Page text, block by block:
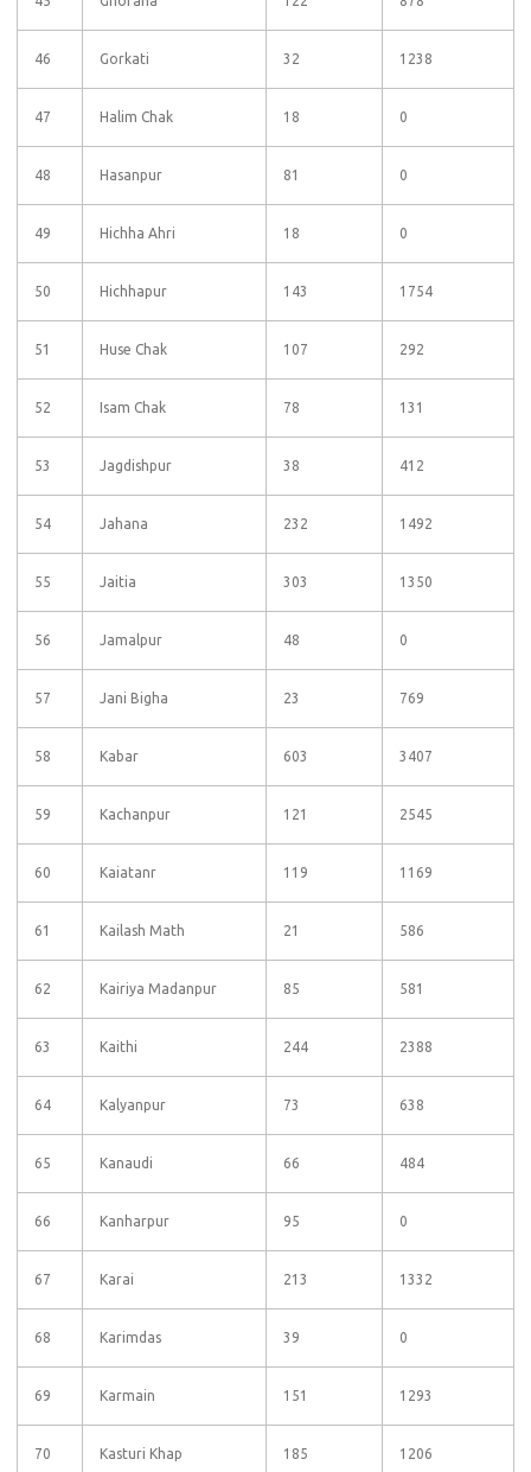
46 Gorkati 32 1238
47 Halim Chak 18 0
48 Hasanpur 81 0
49 Hichha Ahri 18 0
50 Hichhapur 143 1754
51 Huse Chak 107 292
52 Isam Chak 78 131
53 Jagdishpur 38 412
54 Jahana 232 1492
55 Jaitia 303 1350
56 Jamalpur 48 0
57 Jani Bigha 23 769
58 Kabar 603 3407
59 Kachanpur 121 2545
60 Kaiatanr 119 1169
61 Kailash Math 21 586
62 Kairiya Madanpur 85 581
63 Kaithi 244 2388
64 Kalyanpur 73 638
65 Kanaudi 66 484
66 Kanharpur 95 0
67 Karai 213 1332
68 Karimdas 39 0
69 Karmain 151 1293
70 Kasturi Khap 185 1206